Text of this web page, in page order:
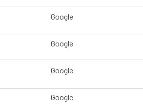
Google
Google
Google
Google